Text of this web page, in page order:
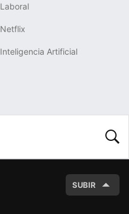
Laboral
Netflix
Inteligencia Artificial
SUBIR